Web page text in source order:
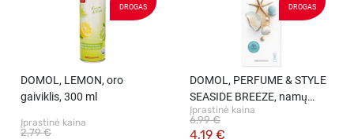
DROGAS
DOMOL, LEMON, oro
gaiviklis, 300 ml
Įprastinė kaina
2,79 €
DROGAS
DOMOL, PERFUME & STYLE
SEASIDE BREEZE, namų
kvapas.
Įprastinė kaina
4,19 €
6,99 €